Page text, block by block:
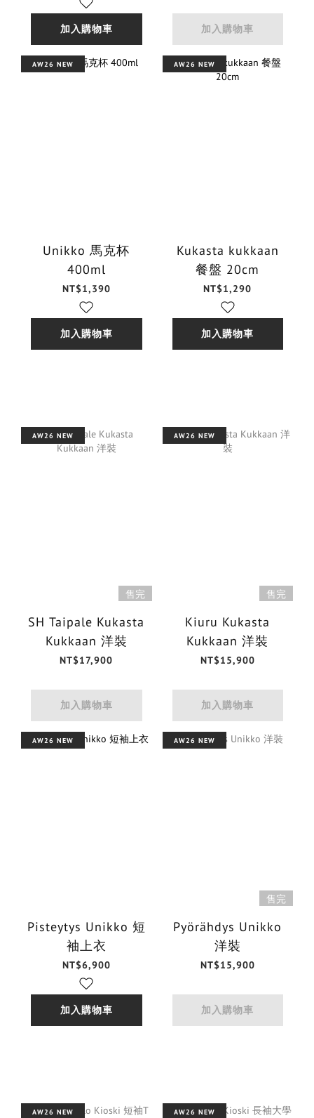
加入購物車 加入購物車
AW26 NEW
Unikko 馬克杯
400ml
NT$1,390
加入購物車
AW26 NEW
Kukasta kukkaan
餐盤 20cm
NT$1,290
加入購物車
AW26 NEW
售完
SH Taipale Kukasta
Kukkaan 洋裝
NT$17,900
加入購物車
AW26 NEW
售完
Kiuru Kukasta
Kukkaan 洋裝
NT$15,900
加入購物車
AW26 NEW
Pisteytys Unikko 短
袖上衣
NT$6,900
加入購物車
AW26 NEW
售完
Pyörähdys Unikko
洋裝
NT$15,900
加入購物車
AW26 NEW AW26 NEW